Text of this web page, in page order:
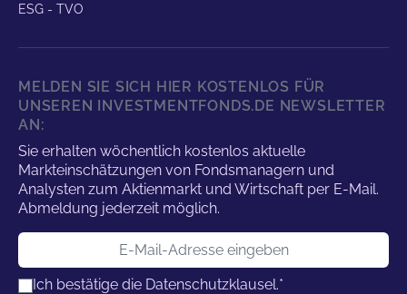
ESG - TVO
MELDEN SIE SICH HIER KOSTENLOS FÜR
UNSEREN INVESTMENTFONDS.DE NEWSLETTER
AN:
Sie erhalten wöchentlich kostenlos aktuelle
Markteinschätzungen von Fondsmanagern und
Analysten zum Aktienmarkt und Wirtschaft per E-Mail.
Abmeldung jederzeit möglich.
E-Mail-Adresse
Ich bestätige die Datenschutzklausel.*